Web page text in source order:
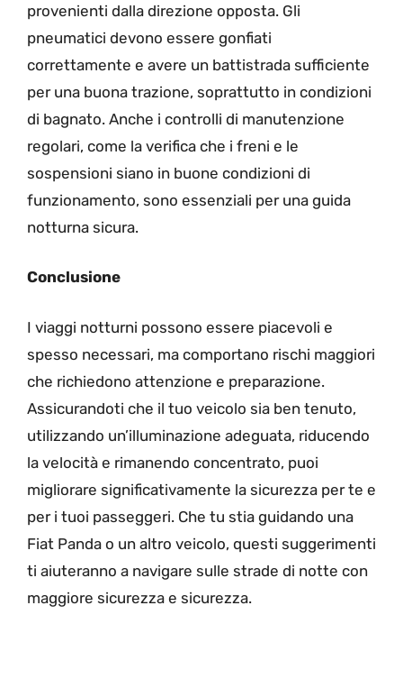
provenienti dalla direzione opposta. Gli
pneumatici devono essere gonfiati
correttamente e avere un battistrada sufficiente
per una buona trazione, soprattutto in condizioni
di bagnato. Anche i controlli di manutenzione
regolari, come la verifica che i freni e le
sospensioni siano in buone condizioni di
funzionamento, sono essenziali per una guida
notturna sicura.
Conclusione
I viaggi notturni possono essere piacevoli e
spesso necessari, ma comportano rischi maggiori
che richiedono attenzione e preparazione.
Assicurandoti che il tuo veicolo sia ben tenuto,
utilizzando un’illuminazione adeguata, riducendo
la velocità e rimanendo concentrato, puoi
migliorare significativamente la sicurezza per te e
per i tuoi passeggeri. Che tu stia guidando una
Fiat Panda o un altro veicolo, questi suggerimenti
ti aiuteranno a navigare sulle strade di notte con
maggiore sicurezza e sicurezza.